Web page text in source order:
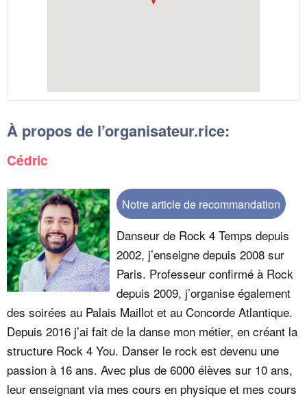
À propos de l’organisateur.rice:
Cédric
Notre article de recommandation
​Danseur de Rock 4 Temps depuis
2002, j’enseigne depuis 2008 sur
Paris. Professeur confirmé à Rock
depuis 2009, j’organise également
des soirées au Palais Maillot et au Concorde Atlantique.
Depuis 2016 j’ai fait de la danse mon métier, en créant la
structure Rock 4 You. Danser le rock est devenu une
passion à 16 ans. Avec plus de 6000 élèves sur 10 ans,
leur enseignant via mes cours en physique et mes cours